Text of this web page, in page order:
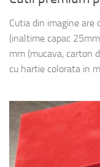
Cutia din imagine
(inaltime capac
mm (mucava, carton
cu hartie colorata in